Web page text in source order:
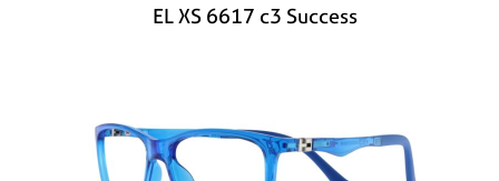
EL XS 6617 c3 Success